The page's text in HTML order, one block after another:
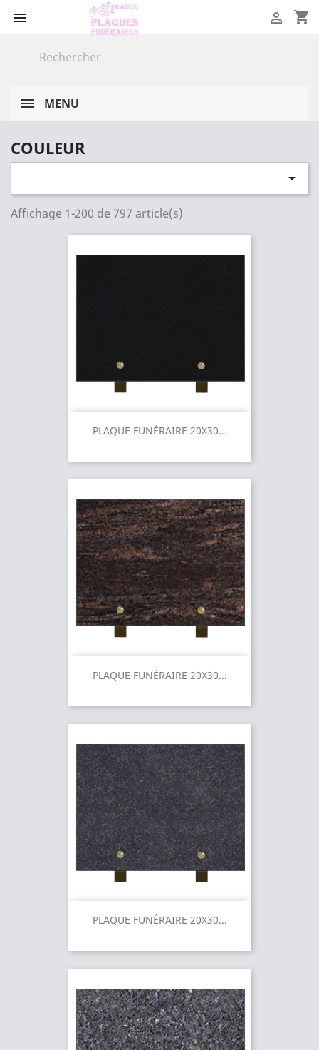
 shopping_cart

MENU
COULEUR

Affichage 1-200 de 797 article(s)
PLAQUE FUNÉRAIRE 20X30...
PLAQUE FUNÉRAIRE 20X30...
PLAQUE FUNÉRAIRE 20X30...